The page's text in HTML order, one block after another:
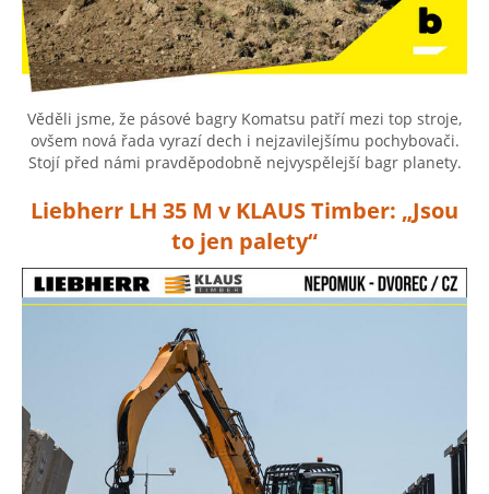
Věděli jsme, že pásové bagry Komatsu patří mezi top stroje,
ovšem nová řada vyrazí dech i nejzavilejšímu pochybovači.
Stojí před námi pravděpodobně nejvyspělejší bagr planety.
Liebherr LH 35 M v KLAUS Timber: „Jsou
to jen palety“